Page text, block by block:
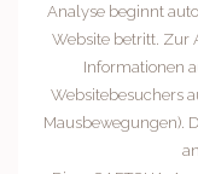
Analyse beginnt
Website betritt. Zur
Informationen
Websitebesuchers
Mausbewegungen).